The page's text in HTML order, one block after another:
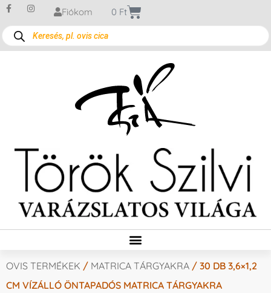
Fiókom 0 Ft
OVIS TERMÉKEK / MATRICA TÁRGYAKRA / 30 DB 3,6×1,2
CM VÍZÁLLÓ ÖNTAPADÓS MATRICA TÁRGYAKRA